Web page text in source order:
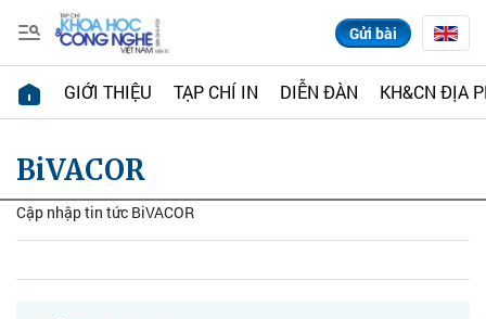
Gửi bài
GIỚI THIỆU TẠP CHÍ IN DIỄN ĐÀN KH&CN ĐỊA
BiVACOR
Cập nhập tin tức BiVACOR